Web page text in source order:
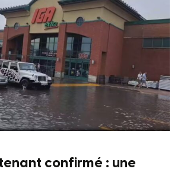
confirmé : une